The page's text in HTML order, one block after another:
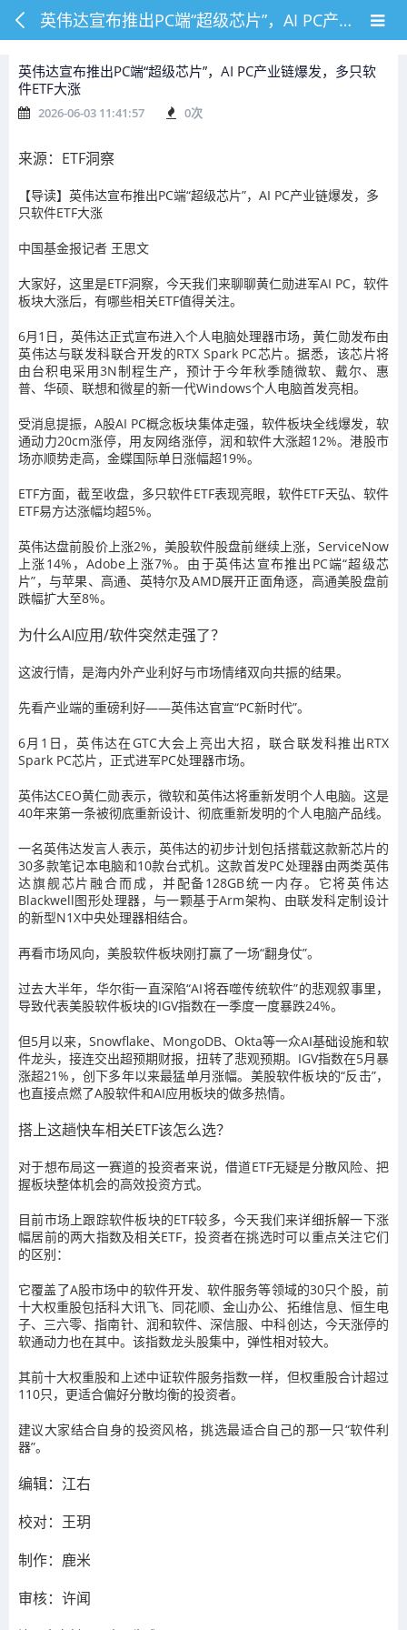
英伟达宣布推出PC端“超级芯片”，AI PC产业链爆发，多只软件ETF大涨
英伟达宣布推出PC端“超级芯片”，AI PC产业链爆发，多只软
件ETF大涨
2026-06-03 11:41:57 0次
来源：ETF洞察
【导读】英伟达宣布推出PC端“超级芯片”，AI PC产业链爆发，多
只软件ETF大涨
中国基金报记者 王思文
大家好，这里是ETF洞察，今天我们来聊聊黄仁勋进军AI PC，软件
板块大涨后，有哪些相关ETF值得关注。
6月1日，英伟达正式宣布进入个人电脑处理器市场，黄仁勋发布由
英伟达与联发科联合开发的RTX Spark PC芯片。据悉，该芯片将
由台积电采用3N制程生产，预计于今年秋季随微软、戴尔、惠
普、华硕、联想和微星的新一代Windows个人电脑首发亮相。
受消息提振，A股AI PC概念板块集体走强，软件板块全线爆发，软
通动力20cm涨停，用友网络涨停，润和软件大涨超12%。港股市
场亦顺势走高，金蝶国际单日涨幅超19%。
ETF方面，截至收盘，多只软件ETF表现亮眼，软件ETF天弘、软件
ETF易方达涨幅均超5%。
英伟达盘前股价上涨2%，美股软件股盘前继续上涨，ServiceNow
上涨14%，Adobe上涨7%。由于英伟达宣布推出PC端“超级芯
片”，与苹果、高通、英特尔及AMD展开正面角逐，高通美股盘前
跌幅扩大至8%。
为什么AI应用/软件突然走强了？
这波行情，是海内外产业利好与市场情绪双向共振的结果。
先看产业端的重磅利好——英伟达官宣“PC新时代”。
6月1日，英伟达在GTC大会上亮出大招，联合联发科推出RTX
Spark PC芯片，正式进军PC处理器市场。
英伟达CEO黄仁勋表示，微软和英伟达将重新发明个人电脑。这是
40年来第一条被彻底重新设计、彻底重新发明的个人电脑产品线。
一名英伟达发言人表示，英伟达的初步计划包括搭载这款新芯片的
30多款笔记本电脑和10款台式机。这款首发PC处理器由两类英伟
达旗舰芯片融合而成，并配备128GB统一内存。它将英伟达
Blackwell图形处理器，与一颗基于Arm架构、由联发科定制设计
的新型N1X中央处理器相结合。
再看市场风向，美股软件板块刚打赢了一场“翻身仗”。
过去大半年，华尔街一直深陷“AI将吞噬传统软件”的悲观叙事里，
导致代表美股软件板块的IGV指数在一季度一度暴跌24%。
但5月以来，Snowflake、MongoDB、Okta等一众AI基础设施和软
件龙头，接连交出超预期财报，扭转了悲观预期。IGV指数在5月暴
涨超21%，创下多年以来最猛单月涨幅。美股软件板块的“反击”，
也直接点燃了A股软件和AI应用板块的做多热情。
搭上这趟快车相关ETF该怎么选？
对于想布局这一赛道的投资者来说，借道ETF无疑是分散风险、把
握板块整体机会的高效投资方式。
目前市场上跟踪软件板块的ETF较多，今天我们来详细拆解一下涨
幅居前的两大指数及相关ETF，投资者在挑选时可以重点关注它们
的区别：
它覆盖了A股市场中的软件开发、软件服务等领域的30只个股，前
十大权重股包括科大讯飞、同花顺、金山办公、拓维信息、恒生电
子、三六零、指南针、润和软件、深信服、中科创达，今天涨停的
软通动力也在其中。该指数龙头股集中，弹性相对较大。
其前十大权重股和上述中证软件服务指数一样，但权重股合计超过
110只，更适合偏好分散均衡的投资者。
建议大家结合自身的投资风格，挑选最适合自己的那一只“软件利
器”。
编辑：江右
校对：王玥
制作： 鹿米
审核：许闻